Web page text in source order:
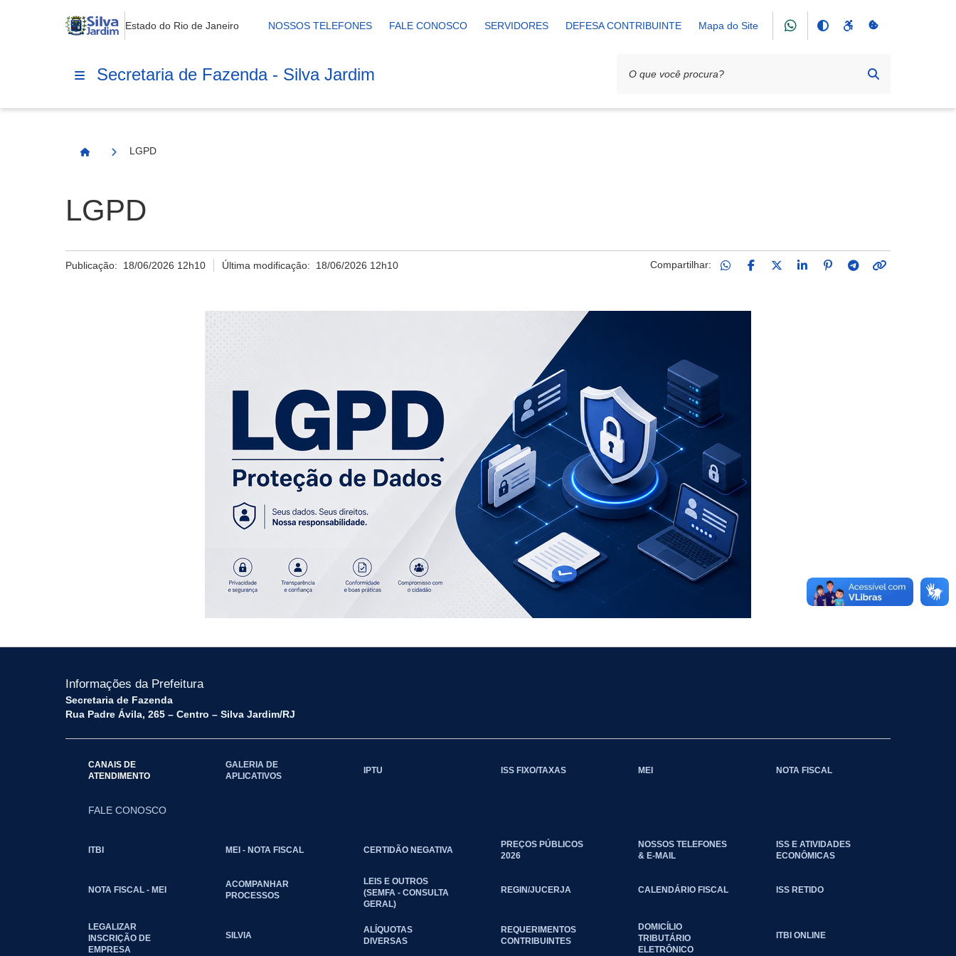
Estado do Rio de Janeiro NOSSOS TELEFONES FALE CONOSCO SERVIDORES DEFESA CONTRIBUINTE Mapa do Site
Secretaria de Fazenda - Silva Jardim
Página Inicial
LGPD
LGPD
Publicação: 18/06/2026 12h10 Última modificação: 18/06/2026 12h10 Compartilhar:
Informações da Prefeitura
Secretaria de Fazenda
Rua Padre Ávila, 265 – Centro – Silva Jardim/RJ
CANAIS DE
ATENDIMENTO
FALE CONOSCO
GALERIA DE
APLICATIVOS
IPTU ISS FIXO/TAXAS MEI NOTA FISCAL
ITBI MEI - NOTA FISCAL CERTIDÃO NEGATIVA
PREÇOS PÚBLICOS
2026
NOSSOS TELEFONES
& E-MAIL
ISS E ATIVIDADES
ECONÔMICAS
NOTA FISCAL - MEI
ACOMPANHAR
PROCESSOS
LEIS E OUTROS
(SEMFA - CONSULTA
GERAL)
REGIN/JUCERJA CALENDÁRIO FISCAL ISS RETIDO
LEGALIZAR
INSCRIÇÃO DE
EMPRESA
SILVIA
ALÍQUOTAS
DIVERSAS
REQUERIMENTOS
CONTRIBUINTES
DOMICÍLIO
TRIBUTÁRIO
ELETRÔNICO
ITBI ONLINE